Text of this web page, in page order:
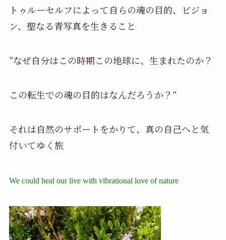
トゥルーセルフによって自らの魂の目的、ビジョ
ン、聖なる青写真を生きること
“なぜ自分はこの時期この地球に、生まれたのか？
この転生での魂の目的はなんだろうか？“
それは自然のサポートをかりて、真の自己へと気
付いてゆく旅
We could heal our live with vibrational love of nature